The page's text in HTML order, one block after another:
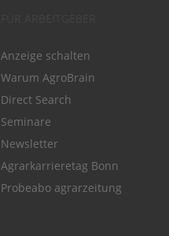
Anzeige schalten
Warum AgroBrain
Direct Search
Seminare
Newsletter
Agrarkarrieretag Bonn
Probeabo agrarzeitung